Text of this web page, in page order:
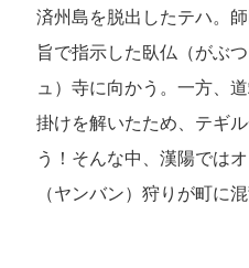
済州島を脱出したテハ。
旨で指示した臥仏（がぶ
ュ）寺に向かう。一方、
掛けを解いたため、テギ
う！そんな中、漢陽では
（ヤンバン）狩りが町に